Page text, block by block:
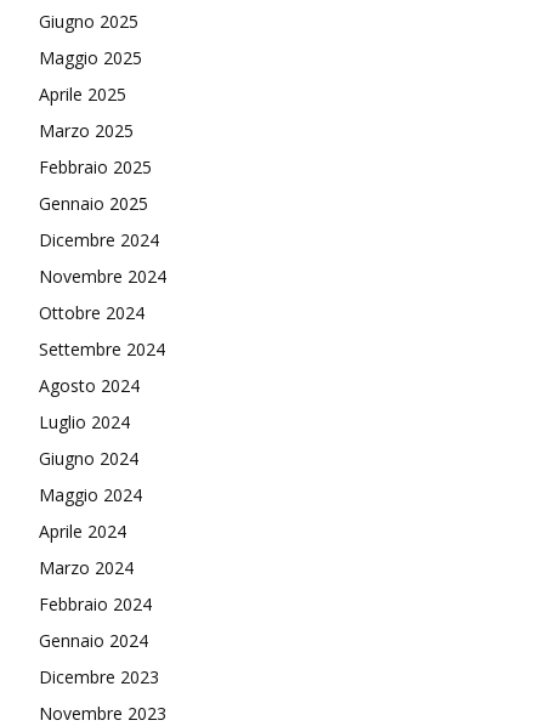
Giugno 2025
Maggio 2025
Aprile 2025
Marzo 2025
Febbraio 2025
Gennaio 2025
Dicembre 2024
Novembre 2024
Ottobre 2024
Settembre 2024
Agosto 2024
Luglio 2024
Giugno 2024
Maggio 2024
Aprile 2024
Marzo 2024
Febbraio 2024
Gennaio 2024
Dicembre 2023
Novembre 2023